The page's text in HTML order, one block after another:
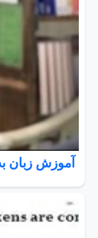
آموزش زبان